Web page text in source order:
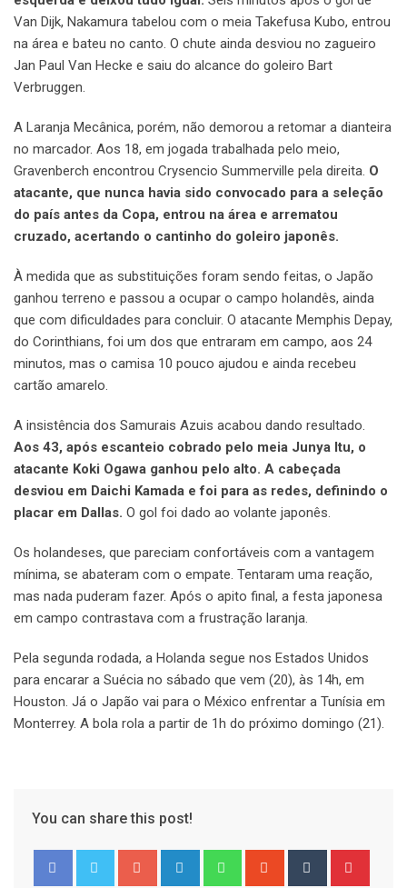
Van Dijk, Nakamura tabelou com o meia Takefusa Kubo, entrou
na área e bateu no canto. O chute ainda desviou no zagueiro
Jan Paul Van Hecke e saiu do alcance do goleiro Bart
Verbruggen.
A Laranja Mecânica, porém, não demorou a retomar a dianteira
no marcador. Aos 18, em jogada trabalhada pelo meio,
Gravenberch encontrou Crysencio Summerville pela direita. O
atacante, que nunca havia sido convocado para a seleção
do país antes da Copa, entrou na área e arrematou
cruzado, acertando o cantinho do goleiro japonês.
À medida que as substituições foram sendo feitas, o Japão
ganhou terreno e passou a ocupar o campo holandês, ainda
que com dificuldades para concluir. O atacante Memphis Depay,
do Corinthians, foi um dos que entraram em campo, aos 24
minutos, mas o camisa 10 pouco ajudou e ainda recebeu
cartão amarelo.
A insistência dos Samurais Azuis acabou dando resultado.
Aos 43, após escanteio cobrado pelo meia Junya Itu, o
atacante Koki Ogawa ganhou pelo alto. A cabeçada
desviou em Daichi Kamada e foi para as redes, definindo o
placar em Dallas. O gol foi dado ao volante japonês.
Os holandeses, que pareciam confortáveis com a vantagem
mínima, se abateram com o empate. Tentaram uma reação,
mas nada puderam fazer. Após o apito final, a festa japonesa
em campo contrastava com a frustração laranja.
Pela segunda rodada, a Holanda segue nos Estados Unidos
para encarar a Suécia no sábado que vem (20), às 14h, em
Houston. Já o Japão vai para o México enfrentar a Tunísia em
Monterrey. A bola rola a partir de 1h do próximo domingo (21).
You can share this post!
Google+ LinkedIn WhatsappStumbleUpon
Tumblr